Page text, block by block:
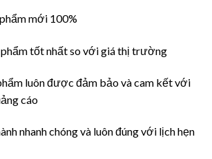
mới 100%
tốt nhất so với giá thị trường
luôn được đảm bảo và cam kết với
cáo
nhanh chóng và luôn đúng với lịch hẹn